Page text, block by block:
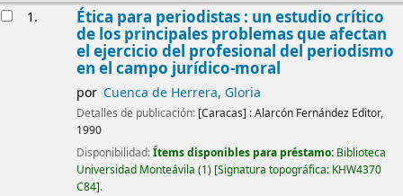
1. Ética para periodistas : un estudio crítico
de los principales problemas que afectan
el ejercicio del profesional del periodismo
en el campo jurídico-moral
por Cuenca de Herrera, Gloria
Detalles de publicación: [Caracas] :Alarcón Fernández Editor,
1990
Disponibilidad:Ítems disponibles para préstamo: Biblioteca
Universidad Monteávila (1) Signatura topográfica: KHW4370
C84 .